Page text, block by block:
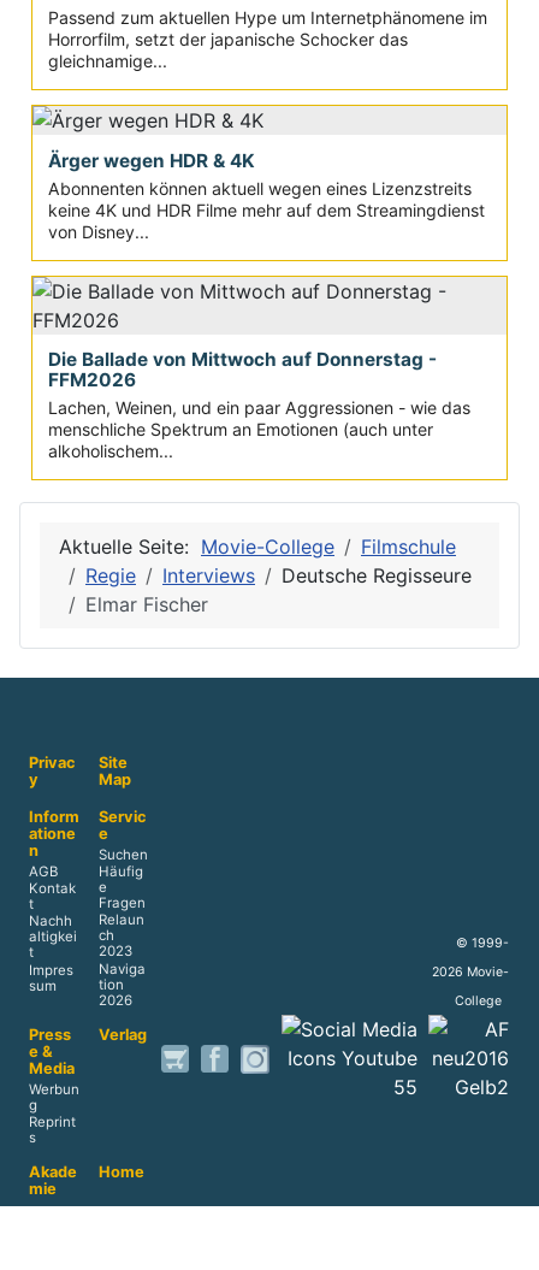
Passend zum aktuellen Hype um Internetphänomene im
Horrorfilm, setzt der japanische Schocker das
gleichnamige...
Ärger wegen HDR & 4K
Abonnenten können aktuell wegen eines Lizenzstreits
keine 4K und HDR Filme mehr auf dem Streamingdienst
von Disney...
Die Ballade von Mittwoch auf Donnerstag -
FFM2026
Lachen, Weinen, und ein paar Aggressionen - wie das
menschliche Spektrum an Emotionen (auch unter
alkoholischem...
Aktuelle Seite: Movie-College
Filmschule
Regie
Interviews
Deutsche Regisseure
Elmar Fischer
Privac
y
Site
Map
Inform
atione
n
AGB
Kontak
t
Nachh
altigkei
t
Impres
sum
Servic
e
Suchen
Häufig
e
Fragen
Relaun
ch
2023
Naviga
tion
2026
Press
e &
Media
Werbun
g
Reprint
s
Verlag
Akade
mie
Home
© 1999-
2026 Movie-
College